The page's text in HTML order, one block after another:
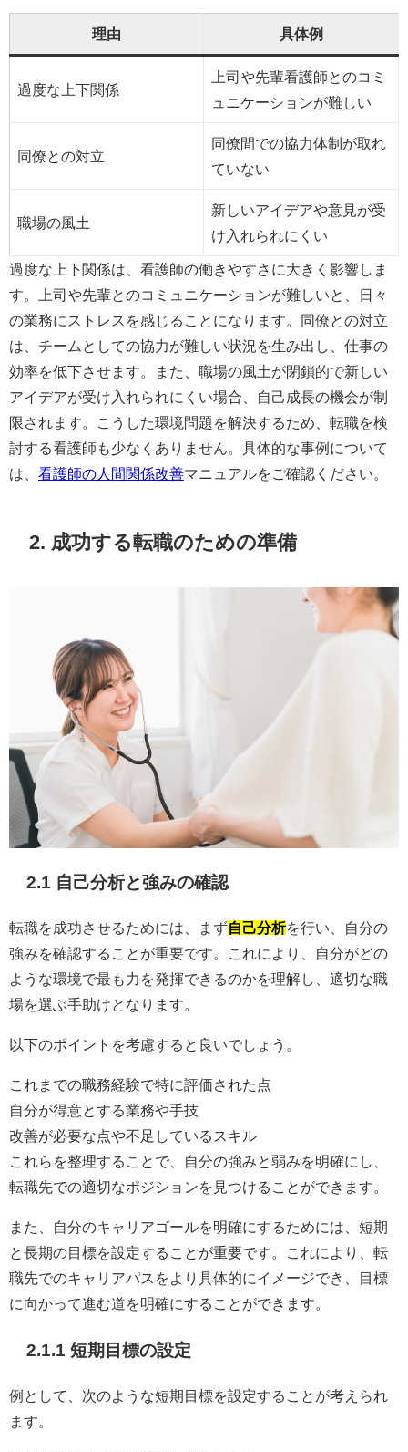
理由 具体例
過度な上下関係
上司や先輩看護師とのコミ
ュニケーションが難しい
同僚との対立
同僚間での協力体制が取れ
ていない
職場の風土
新しいアイデアや意見が受
け入れられにくい
過度な上下関係は、看護師の働きやすさに大きく影響しま
す。上司や先輩とのコミュニケーションが難しいと、日々
の業務にストレスを感じることになります。同僚との対立
は、チームとしての協力が難しい状況を生み出し、仕事の
効率を低下させます。また、職場の風土が閉鎖的で新しい
アイデアが受け入れられにくい場合、自己成長の機会が制
限されます。こうした環境問題を解決するため、転職を検
討する看護師も少なくありません。具体的な事例について
は、 看護師の人間関係改善マニュアルをご確認ください。
2. 成功する転職のための準備
2.1 自己分析と強みの確認
転職を成功させるためには、まず自己分析を行い、自分の
強みを確認することが重要です。これにより、自分がどの
ような環境で最も力を発揮できるのかを理解し、適切な職
場を選ぶ手助けとなります。
以下のポイントを考慮すると良いでしょう。
これまでの職務経験で特に評価された点
自分が得意とする業務や手技
改善が必要な点や不足しているスキル
これらを整理することで、自分の強みと弱みを明確にし、
転職先での適切なポジションを見つけることができます。
また、自分のキャリアゴールを明確にするためには、短期
と長期の目標を設定することが重要です。これにより、転
職先でのキャリアパスをより具体的にイメージでき、目標
に向かって進む道を明確にすることができます。
2.1.1 短期目標の設定
例として、次のような短期目標を設定することが考えられ
ます。